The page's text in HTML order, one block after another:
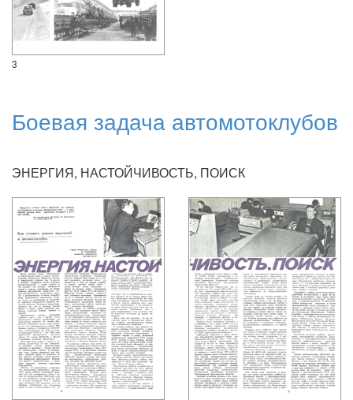
3
Боевая задача автомотоклубов
ЭНЕРГИЯ, НАСТОЙЧИВОСТЬ, ПОИСК